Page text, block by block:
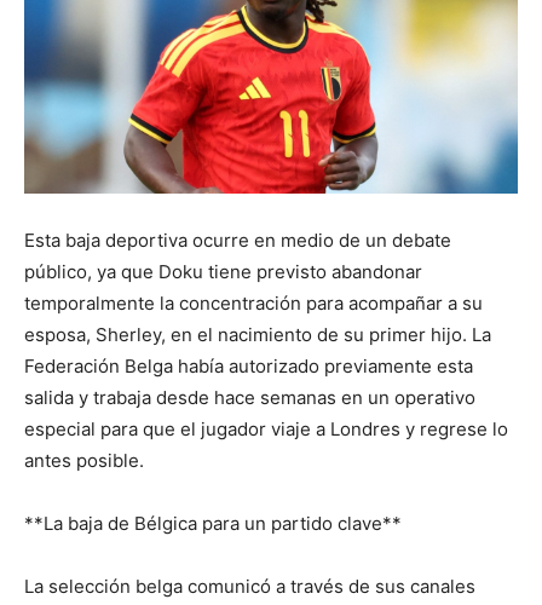
Esta baja deportiva ocurre en medio de un debate
público, ya que Doku tiene previsto abandonar
temporalmente la concentración para acompañar a su
esposa, Sherley, en el nacimiento de su primer hijo. La
Federación Belga había autorizado previamente esta
salida y trabaja desde hace semanas en un operativo
especial para que el jugador viaje a Londres y regrese lo
antes posible.
**La baja de Bélgica para un partido clave**
La selección belga comunicó a través de sus canales